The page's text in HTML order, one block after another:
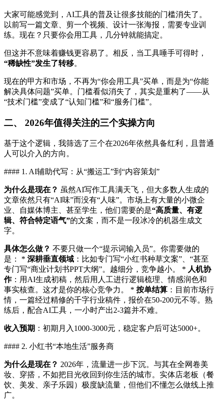
大家可能感觉到，AI工具的普及让很多技能的门槛消失了。
以前写一篇文章、剪一个视频、设计一张海报，需要专业训
练。现在？只要你会用工具，几分钟就能搞定。
但这并不意味着赚钱更容易了。相反，当工具唾手可得时，
“稀缺性”发生了转移。
现在的甲方和市场，不再为“你会用工具”买单，而是为“你能
解决具体问题”买单。门槛看似消失了，其实是重构了——从
“技术门槛”变成了“认知门槛”和“服务门槛”。
二、 2026年值得关注的三个实操方向
基于这个逻辑，我筛选了三个在2026年依然具备红利，且普通
人可以介入的方向。
#### 1. AI辅助代写：从“搬运工”到“内容策划”
为什么是现在？ 虽然AI写作工具满天飞，但大多数人生成的
文章依然只有“AI味”而没有“人味”。市场上有大量的小微企
业、自媒体博主、甚至学生，他们需要的是“高质量、有逻
辑、符合特定语气”的文案，而不是一段冰冷的机器生成文
字。
具体怎么做？ 不要只做一个“提示词输入员”。你需要做的
是： * 深耕垂直领域 ：比如专门写“小红书种草文案”、“甚至
专门写“商业计划书PPT大纲”。越细分，竞争越小。 * 人机协
作：用AI生成初稿，然后用人工进行逻辑梳理、情感润色和
事实核查。这才是你的核心竞争力。 * 按单结算 ：目前市场行
情，一篇经过精修的千字行业稿件，报价在50-200元不等。熟
练后，配合AI工具，一小时产出2-3篇并不难。
收入预期 ：初期月入1000-3000元，稳定客户后可达5000+。
#### 2. 小红书“本地生活”服务商
为什么是现在？ 2026年，流量进一步下沉。与其在全网卷美
妆、穿搭，不如把目光收回到你生活的城市。实体店老板（餐
饮、美发、亲子乐园）极度缺流量，但他们不懂怎么做线上推
广。